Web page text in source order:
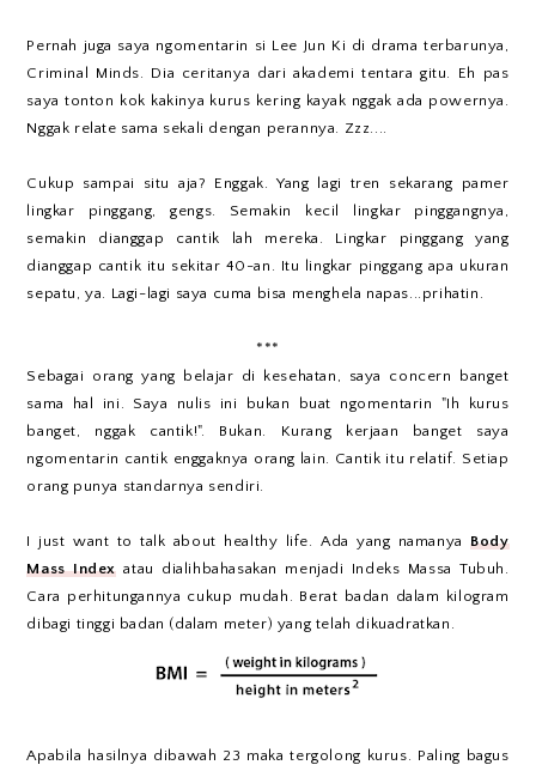
Pernah juga saya ngomentarin si Lee Jun Ki di drama terbarunya,
Criminal Minds. Dia ceritanya dari akademi tentara gitu. Eh pas
saya tonton kok kakinya kurus kering kayak nggak ada powernya.
Nggak relate sama sekali dengan perannya. Zzz....
Cukup sampai situ aja? Enggak. Yang lagi tren sekarang pamer
lingkar pinggang, gengs. Semakin kecil lingkar pinggangnya,
semakin dianggap cantik lah mereka. Lingkar pinggang yang
dianggap cantik itu sekitar 40-an. Itu lingkar pinggang apa ukuran
sepatu, ya. Lagi-lagi saya cuma bisa menghela napas...prihatin.
***
Sebagai orang yang belajar di kesehatan, saya concern banget
sama hal ini. Saya nulis ini bukan buat ngomentarin "Ih kurus
banget, nggak cantik!". Bukan. Kurang kerjaan banget saya
ngomentarin cantik enggaknya orang lain. Cantik itu relatif. Setiap
orang punya standarnya sendiri.
I just want to talk about healthy life. Ada yang namanyaBody
Mass Index atau dialihbahasakan menjadi Indeks Massa Tubuh.
Cara perhitungannya cukup mudah. Berat badan dalam kilogram
dibagi tinggi badan (dalam meter) yang telah dikuadratkan.
Apabila hasilnya dibawah 23 maka tergolong kurus. Paling bagus